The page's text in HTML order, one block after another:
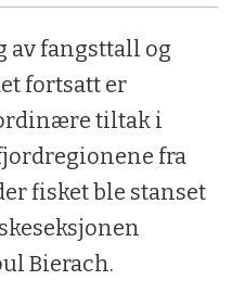
av fangsttall og
fortsatt er
tiltak i
fra
fisket ble stanset
Bierach.